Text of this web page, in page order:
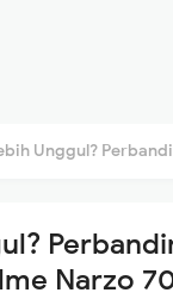
Perbandingan Mendalam
Narzo